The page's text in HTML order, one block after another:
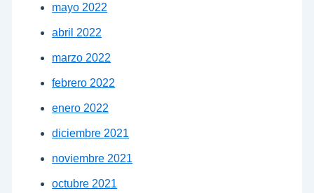
mayo 2022
abril 2022
marzo 2022
febrero 2022
enero 2022
diciembre 2021
noviembre 2021
octubre 2021